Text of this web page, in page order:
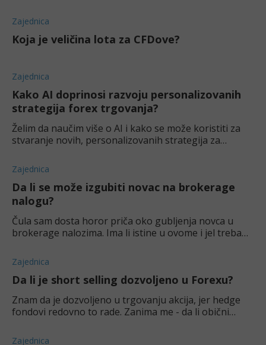
čemu je stvar tu?
Zajednica
Koja je veličina lota za CFDove?
Zajednica
Kako AI doprinosi razvoju personalizovanih
strategija forex trgovanja?
Želim da naučim više o AI i kako se može koristiti za
stvaranje novih, personalizovanih strategija za
sferi forex trgovine?
Zajednica
Da li se može izgubiti novac na brokerage
nalogu?
Čula sam dosta horor priča oko gubljenja novca u
brokerage nalozima. Ima li istine u ovome i jel treba
Zajednica
Da li je short selling dozvoljeno u Forexu?
Znam da je dozvoljeno u trgovanju akcija, jer hedge
fondovi redovno to rade. Zanima me - da li obični
Zajednica